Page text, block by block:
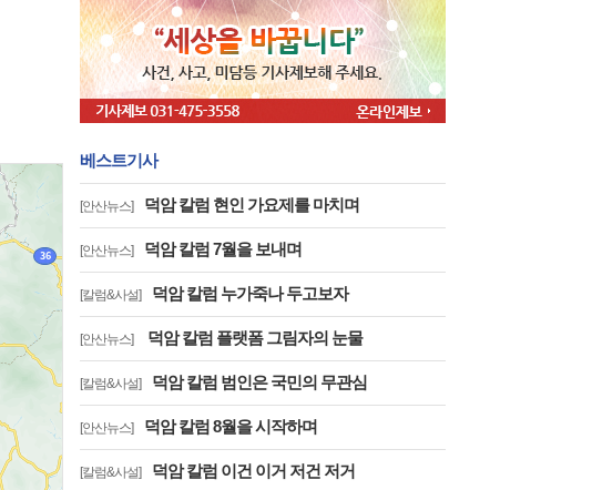
베스트기사
[안산뉴스] 덕암 칼럼 현인 가요제를 마치며
[안산뉴스] 덕암 칼럼 7월을 보내며
[칼럼&사설] 덕암 칼럼 누가죽나 두고보자
[안산뉴스] 덕암 칼럼 플랫폼 그림자의 눈물
[칼럼&사설] 덕암 칼럼 범인은 국민의 무관심
[안산뉴스] 덕암 칼럼 8월을 시작하며
[칼럼&사설] 덕암 칼럼 이건 이거 저건 저거